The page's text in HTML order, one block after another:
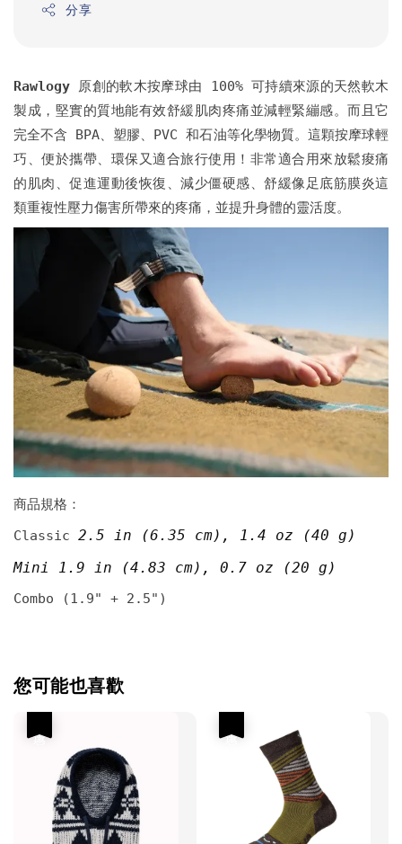
分享
Rawlogy 原創的軟木按摩球由 100% 可持續來源的天然軟木
製成，堅實的質地能有效舒緩肌肉疼痛並減輕緊繃感。而且它
完全不含 BPA、塑膠、PVC 和石油等化學物質。這顆按摩球輕
巧、便於攜帶、環保又適合旅行使用！非常適合用來放鬆痠痛
的肌肉、促進運動後恢復、減少僵硬感、舒緩像足底筋膜炎這
類重複性壓力傷害所帶來的疼痛，並提升身體的靈活度。
商品規格：
Classic 2.5 in (6.35 cm), 1.4 oz (40 g)
Mini 1.9 in (4.83 cm), 0.7 oz (20 g)
Combo (1.9" + 2.5")
您可能也喜歡